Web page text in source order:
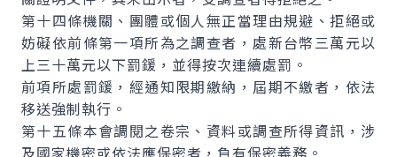
第十四條機關、團體或個人無正當理由規避、拒絕或
妨礙依前條第一項所為之調查者，處新台幣三萬元以
上三十萬元以下罰鍰，並得按次連續處罰。
前項所處罰鍰，經通知限期繳納，屆期不繳者，依法
移送強制執行。
第十五條本會調閱之卷宗、資料或調查所得資訊，涉
及國家機密或依法應保密者，負有保密義務。